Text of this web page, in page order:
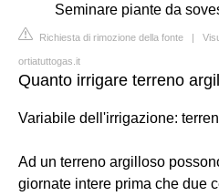
Seminare piante da
Richiesta di rimozione della fonte |
ortiatuttogas.it
Quanto irrigare terreno
Variabile dell'irrigazione:
Ad un terreno argilloso
giornate intere prima che due